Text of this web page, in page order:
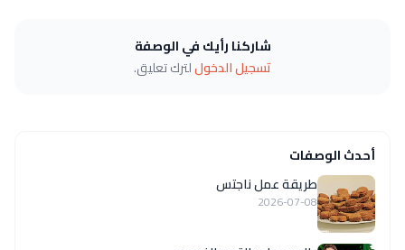
شاركنا رأيك في الوصفة
تسجيل الدخوللترك تعليق.
أحدث الوصفات
طريقة عمل ناجتس
2026-07-08